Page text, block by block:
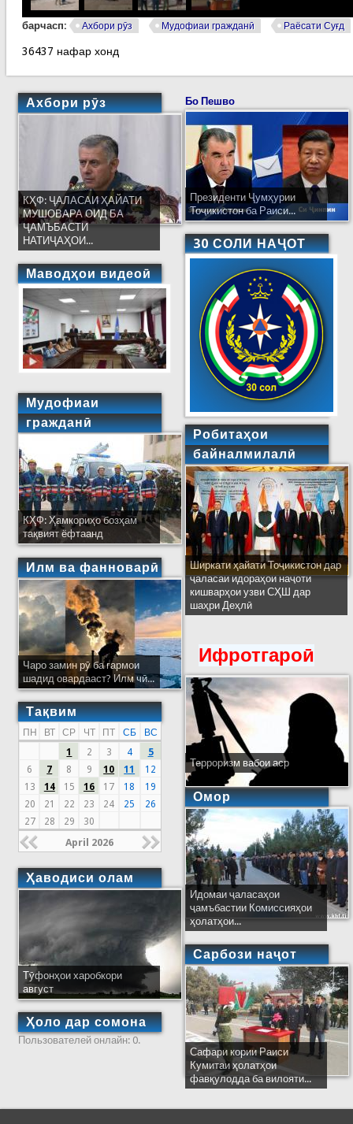
барчасп: Ахбори рӯз Мудофиаи гражданӣ Раёсати Суғд
36437 нафар хонд
Ахбори рӯз
КҲФ: ҶАЛАСАИ ҲАЙАТИ
МУШОВАРА ОИД БА
ҶАМЪБАСТИ
НАТИҶАҲОИ...
Маводҳои видеоӣ
Мудофиаи
гражданӣ
КҲФ: Ҳамкориҳо бозҳам
тақвият ёфтаанд
Илм ва фанноварӣ
Чаро замин рӯ ба гармои
шадид овардааст? Илм чӣ...
Тақвим
ПН ВТ СР ЧТ ПТ СБ
ВС
1
2 3 4
5
6
7 8 9 10 11
12
13
14 15 16 17 18
19
20
21 22 23 24 25
26
27
28 29 30
April 2026
Ҳаводиси олам
Тӯфонҳои харобкори
август
Ҳоло дар сомона
Пользователей онлайн: 0.
Бо Пешво
Президенти Ҷумҳурии
Тоҷикистон ба Раиси...
30 СОЛИ НАҶОТ
Робитаҳои
байналмилалӣ
Ширкати ҳайати Тоҷикистон дар
ҷаласаи идораҳои наҷоти
кишварҳои узви СҲШ дар
шаҳри Деҳлӣ
Ифротгароӣ
Терроризм вабои аср
Омор
Идомаи ҷаласаҳои
ҷамъбастии Комиссияҳои
ҳолатҳои...
Сарбози наҷот
Сафари кории Раиси
Кумитаи ҳолатҳои
фавқулодда ба вилояти...